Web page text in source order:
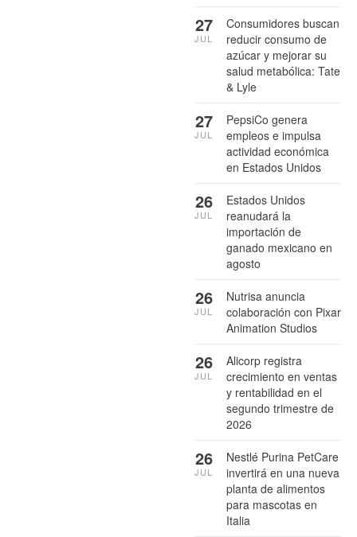
Consumidores buscan
reducir consumo de
azúcar y mejorar su
salud metabólica: Tate
& Lyle
27
JUL
PepsiCo genera
empleos e impulsa
actividad económica
en Estados Unidos
27
JUL
Estados Unidos
reanudará la
importación de
ganado mexicano en
agosto
26
JUL
Nutrisa anuncia
colaboración con Pixar
Animation Studios
26
JUL
Alicorp registra
crecimiento en ventas
y rentabilidad en el
segundo trimestre de
2026
26
JUL
Nestlé Purina PetCare
invertirá en una nueva
planta de alimentos
para mascotas en
Italia
26
JUL